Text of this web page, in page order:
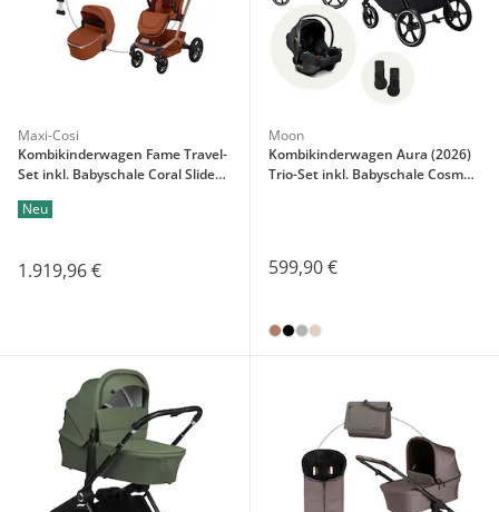
Maxi-Cosi
Kombikinderwagen Fame Travel-
Set inkl. Babyschale Coral Slide
Slide Pro
Neu
1.919,96 €
Moon
Kombikinderwagen Aura (2026)
Trio-Set inkl. Babyschale Cosmo
599,90 €